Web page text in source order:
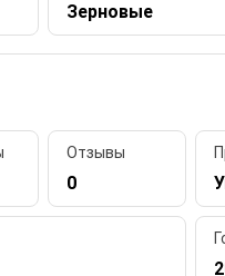
Зерновые
Отзывы
0